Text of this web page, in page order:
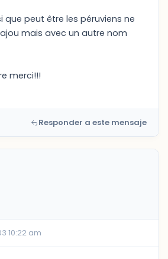
que peut être les péruviens ne
mais avec un autre nom
merci!!!
Responder a este mensaje
10:22 am